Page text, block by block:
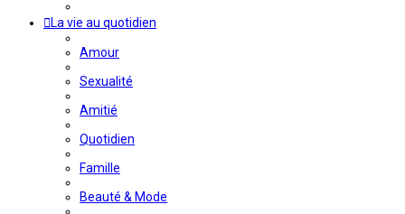
La vie au quotidien
Amour
Sexualité
Amitié
Quotidien
Famille
Beauté & Mode